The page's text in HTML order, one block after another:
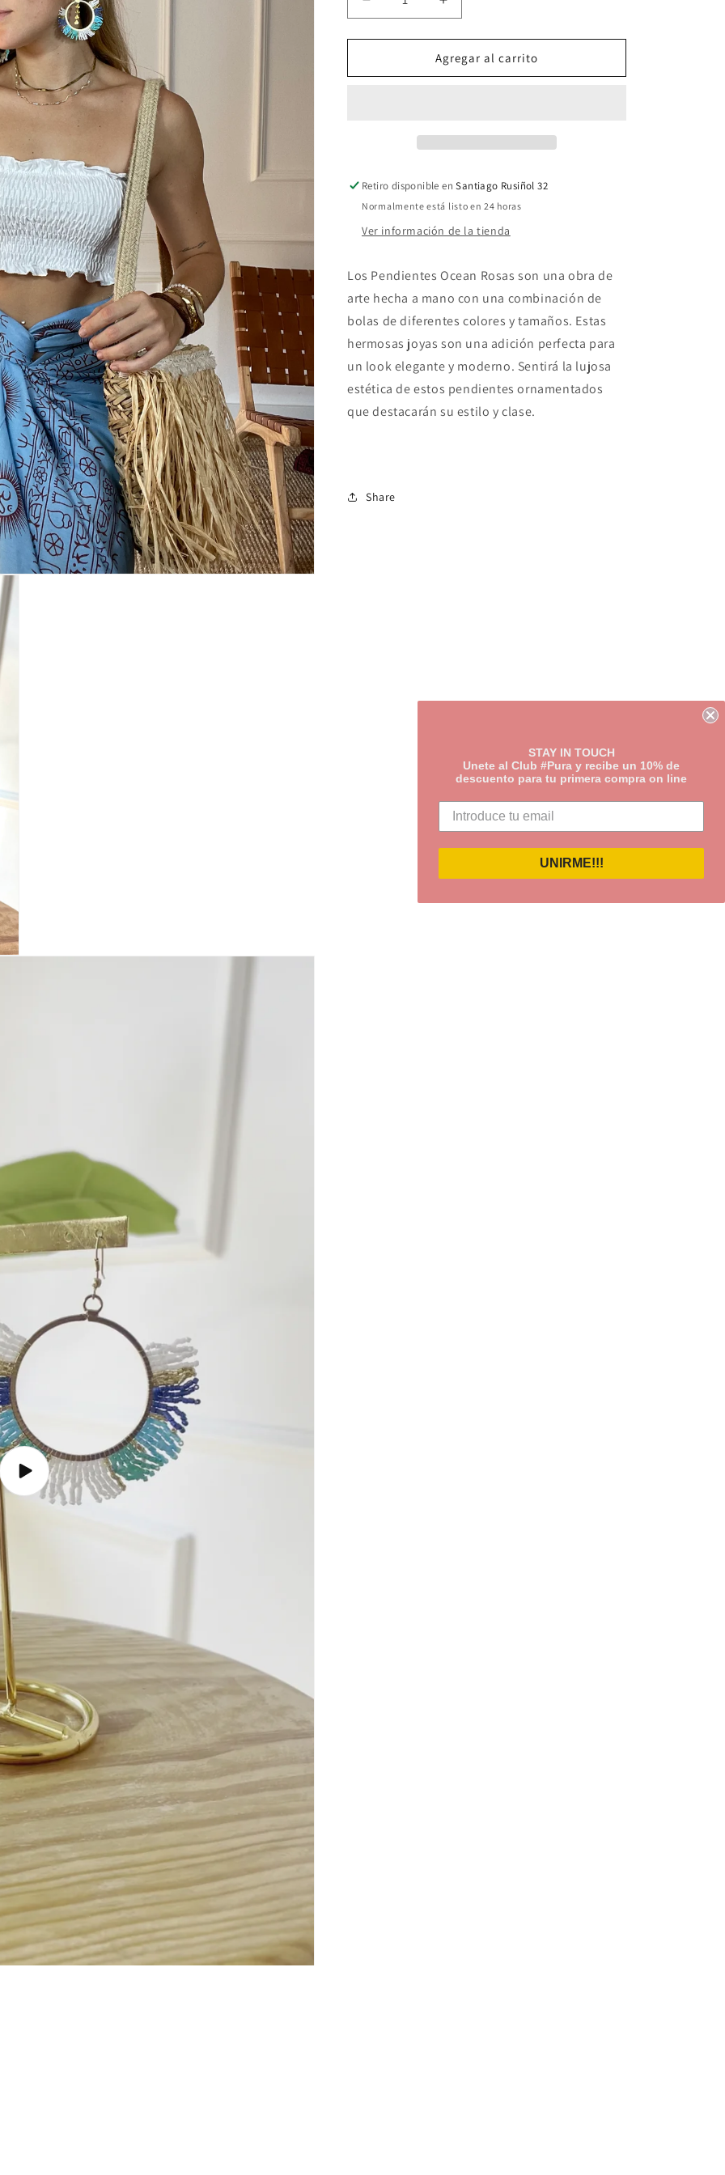
Reproducir
video
Reducir
cantidad
para
Pendientes
Ocean
Aumentar
cantidad
para
Pendientes
Ocean
Agregar al carrito
Retiro disponible enSantiago Rusiñol 32
Normalmente está listo en 24 horas
Ver información de la tienda
Los Pendientes Ocean Rosas son una obra de
arte hecha a mano con una combinación de
bolas de diferentes colores y tamaños. Estas
hermosas joyas son una adición perfecta para
un look elegante y moderno. Sentirá la lujosa
estética de estos pendientes ornamentados
que destacarán su estilo y clase.
Share
STAY IN TOUCH
Unete al Club #Pura y recibe un 10% de
descuento para tu primera compra on line
UNIRME!!!